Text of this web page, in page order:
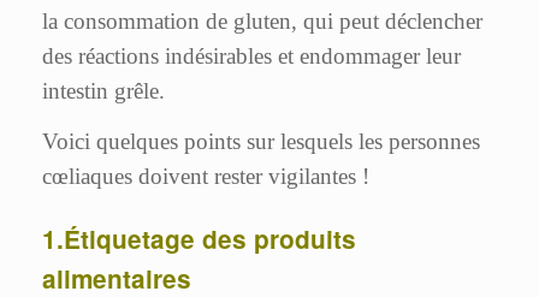
la consommation de gluten, qui peut déclencher
des réactions indésirables et endommager leur
intestin grêle.
Voici quelques points sur lesquels les personnes
cœliaques doivent rester vigilantes !
1.Étiquetage des produits
alimentaires